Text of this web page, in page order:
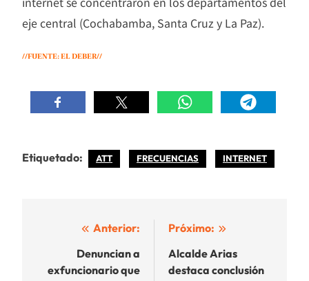
eje central (Cochabamba, Santa Cruz y La Paz).
//FUENTE: EL DEBER//
Etiquetado: ATT FRECUENCIAS INTERNET
Navegación
Anterior:
Denuncian a
exfuncionario que
Próximo:
Alcalde Arias
destaca conclusión